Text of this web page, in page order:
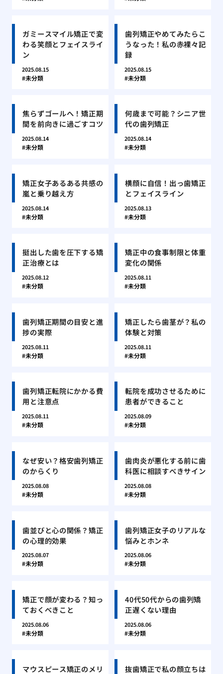
ガミースマイル矯正で変
わる笑顔とフェイスライ
ン
2025.08.15
未分類
歯列矯正やめてみたらこ
うなった！私の赤裸々記
録
2025.08.15
未分類
焦らずゴールへ！矯正期
間を前向きに過ごすコツ
2025.08.14
未分類
何歳まで可能？シニア世
代の歯列矯正
2025.08.14
未分類
矯正女子あるある共感の
嵐と乗り越え方
2025.08.14
未分類
横顔に自信！出っ歯矯正
とフェイスライン
2025.08.13
未分類
挺出した歯を圧下する矯
正治療とは
2025.08.12
未分類
矯正中の食事制限と体重
変化の関係
2025.08.11
未分類
歯列矯正期間の目安と進
捗の実際
2025.08.11
未分類
矯正したら歯茎が？私の
体験と対策
2025.08.11
未分類
歯列矯正転院にかかる費
用と注意点
2025.08.11
未分類
転院を成功させるために
患者ができること
2025.08.09
未分類
なぜ安い？格安歯列矯正
のからくり
2025.08.08
未分類
歯肉炎が悪化する前に歯
科医に相談すべきサイン
2025.08.08
未分類
歯並びと心の関係？矯正
の心理的効果
2025.08.07
未分類
歯列矯正女子のリアルな
悩みとホンネ
2025.08.06
未分類
矯正で顔が変わる？知っ
ておくべきこと
2025.08.06
未分類
40代50代からの歯列矯
正遅くない理由
2025.08.06
未分類
マウスピース矯正のメリ
抜歯矯正で私の顔立ちは